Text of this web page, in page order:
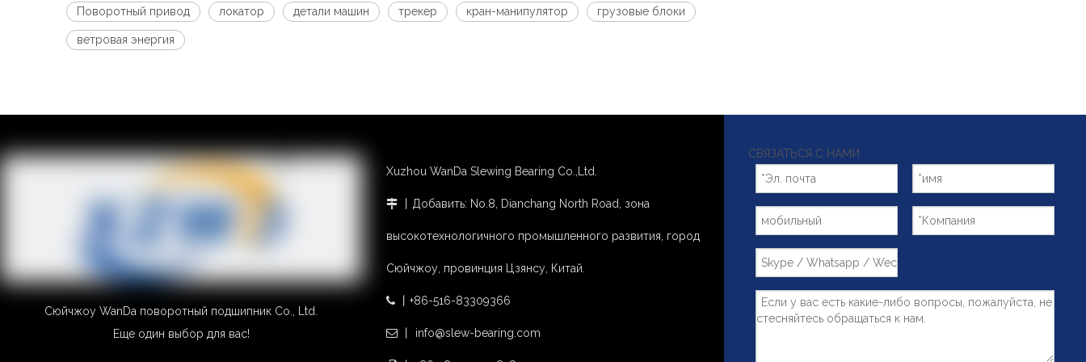
Поворотный привод локатор детали машин трекер кран-манипулятор грузовые блоки
ветровая энергия
Сюйчжоу WanDa поворотный подшипник Co., Ltd.
Еще один выбор для вас!
Xuzhou WanDa Slewing Bearing Co.,Ltd.
 丨Добавить: No.8, Dianchang North Road, зона
высокотехнологичного промышленного развития, город
Сюйчжоу, провинция Цзянсу, Китай.
 丨+86-516-83309366
 丨 info@slew-bearing.com
СВЯЗАТЬСЯ С НАМИ